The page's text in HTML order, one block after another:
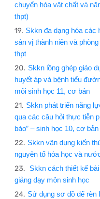
chuyển hóa vật chất và
thpt)​
Skkn đa dạng hóa
sản vị thành niên và
thpt
Skkn lồng ghép giáo
huyết áp và bệnh tiểu
môi sinh học 11, cơ bản
Skkn phát triển năng
qua các câu hỏi thực tiễn
bào” – sinh học 10, cơ bản
Skkn vận dụng kiến
nguyên tố hóa học và
Skkn cách thiết kế
giảng dạy môn sinh học
Sử dụng sơ đồ để rèn